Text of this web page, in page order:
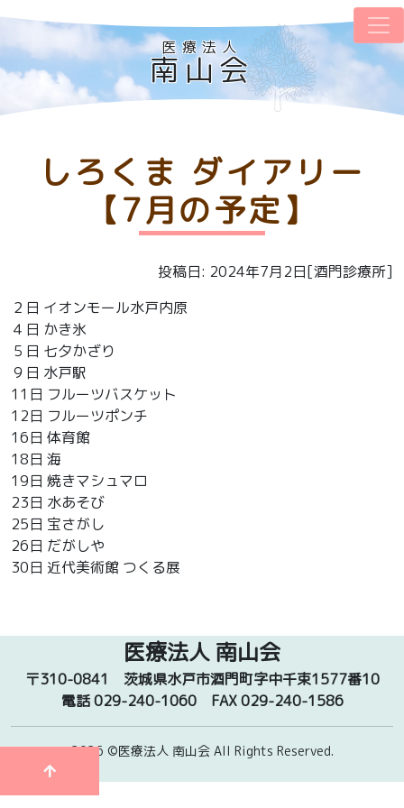
医療法人
南山会
しろくま ダイアリー
【7月の予定】
投稿日: 2024年7月2日[酒門診療所]
２日 イオンモール水戸内原
４日 かき氷
５日 七夕かざり
９日 水戸駅
11日 フルーツバスケット
12日 フルーツポンチ
16日 体育館
18日 海
19日 焼きマシュマロ
23日 水あそび
25日 宝さがし
26日 だがしや
30日 近代美術館 つくる展
医療法人 南山会
〒310-0841 茨城県水戸市酒門町字中千束1577番10
電話 029-240-1060 FAX 029-240-1586
2026 ©医療法人 南山会All Rights Reserved.